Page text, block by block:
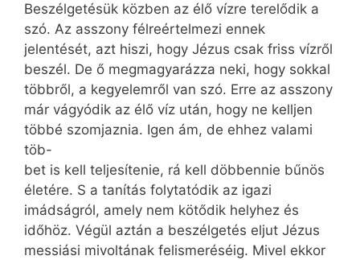
Beszélgetésük közben az élő vízre terelődik a
szó. Az asszony félreértelmezi ennek
jelentését, azt hiszi, hogy Jézus csak friss vízről
beszél. De ő megmagyarázza neki, hogy sokkal
többről, a kegyelemről van szó. Erre az asszony
már vágyódik az élő víz után, hogy ne kelljen
többé szomjaznia. Igen ám, de ehhez valami
töb-
bet is kell teljesítenie, rá kell döbbennie bűnös
életére. S a tanítás folytatódik az igazi
imádságról, amely nem kötődik helyhez és
időhöz. Végül aztán a beszélgetés eljut Jézus
messiási mivoltának felismeréséig. Mivel ekkor